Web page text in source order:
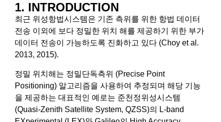
1. INTRODUCTION
최근 위성항법시스템은 기존 측위를 위한 항법 데이터
전송 이외에 보다 정밀한 위치 해를 제공하기 위한 부가
데이터 전송이 가능하도록 진화하고 있다 (Choy et al.
2013, 2015).
정밀 위치해는 정밀단독측위 (Precise Point
Positioning) 알고리즘을 사용하여 추정되며 해당 기능
을 제공하는 대표적인 예로는 준천정위성시스템
(Quasi-Zenith Satellite System, QZSS)의 L-band